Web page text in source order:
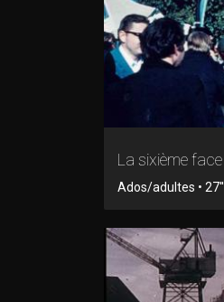
La sixième
Ados/adultes •